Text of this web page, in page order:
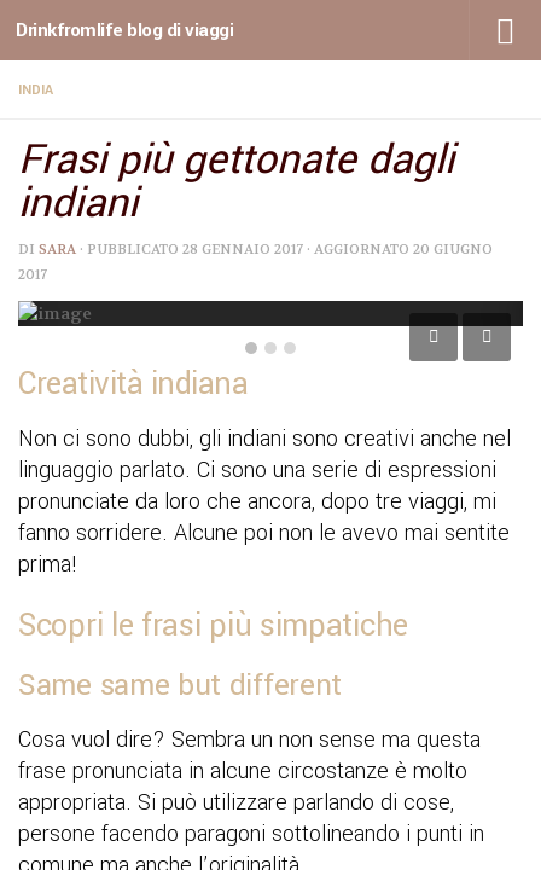
Sotto il contenuto
Drinkfromlife blog di viaggi
INDIA
Frasi più gettonate dagli
indiani
DI SARA · PUBBLICATO 28 GENNAIO 2017 · AGGIORNATO 20 GIUGNO
2017
Creatività indiana
Non ci sono dubbi, gli indiani sono creativi anche nel
linguaggio parlato. Ci sono una serie di espressioni
pronunciate da loro che ancora, dopo tre viaggi, mi
fanno sorridere. Alcune poi non le avevo mai sentite
prima!
Scopri le frasi più simpatiche
Same same but different
Cosa vuol dire? Sembra un non sense ma questa
frase pronunciata in alcune circostanze è molto
appropriata. Si può utilizzare parlando di cose,
persone facendo paragoni sottolineando i punti in